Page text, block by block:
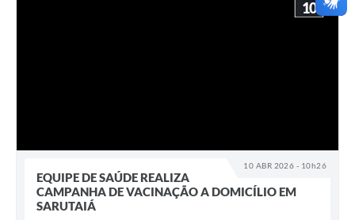
10 ABR 2026 - 10h26
10
EQUIPE DE SAÚDE REALIZA
CAMPANHA DE VACINAÇÃO A DOMICÍLIO EM
SARUTAIÁ